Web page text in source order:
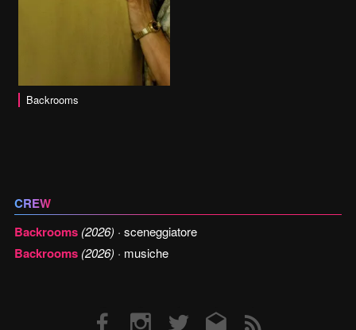
Backrooms
CREW
Backrooms (2026) · sceneggiatore
Backrooms (2026) · musiche